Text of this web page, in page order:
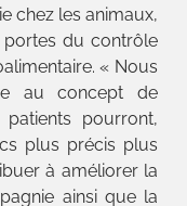
chez les animaux,
du contrôle
« Nous
au concept de
pourront,
plus précis plus
à améliorer la
ainsi que la